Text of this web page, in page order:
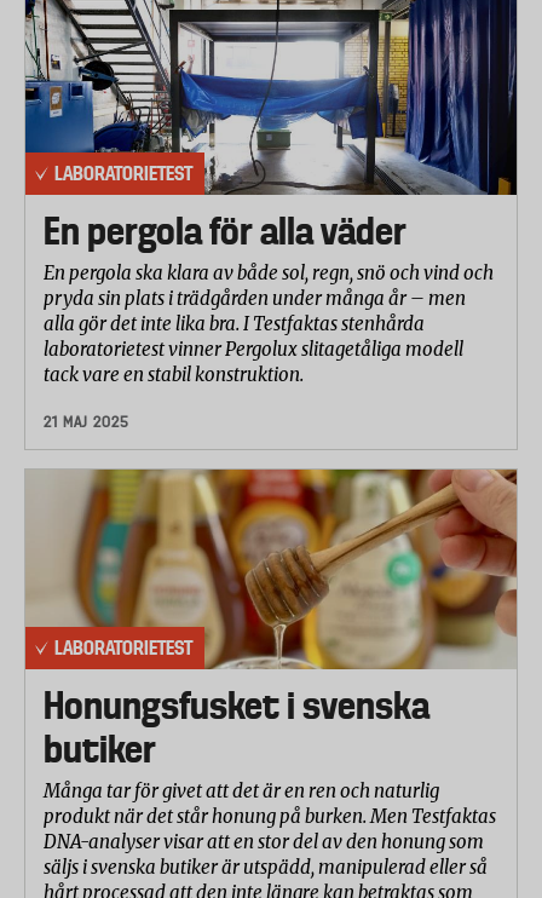
LABORATORIETEST
En pergola för alla väder
En pergola ska klara av både sol, regn, snö och vind och
pryda sin plats i trädgården under många år – men
alla gör det inte lika bra. I Testfaktas stenhårda
laboratorietest vinner Pergolux slitagetåliga modell
tack vare en stabil konstruktion.
21 MAJ 2025
LABORATORIETEST
Honungsfusket i svenska
butiker
Många tar för givet att det är en ren och naturlig
produkt när det står honung på burken. Men Testfaktas
DNA-analyser visar att en stor del av den honung som
säljs i svenska butiker är utspädd, manipulerad eller så
hårt processad att den inte längre kan betraktas som